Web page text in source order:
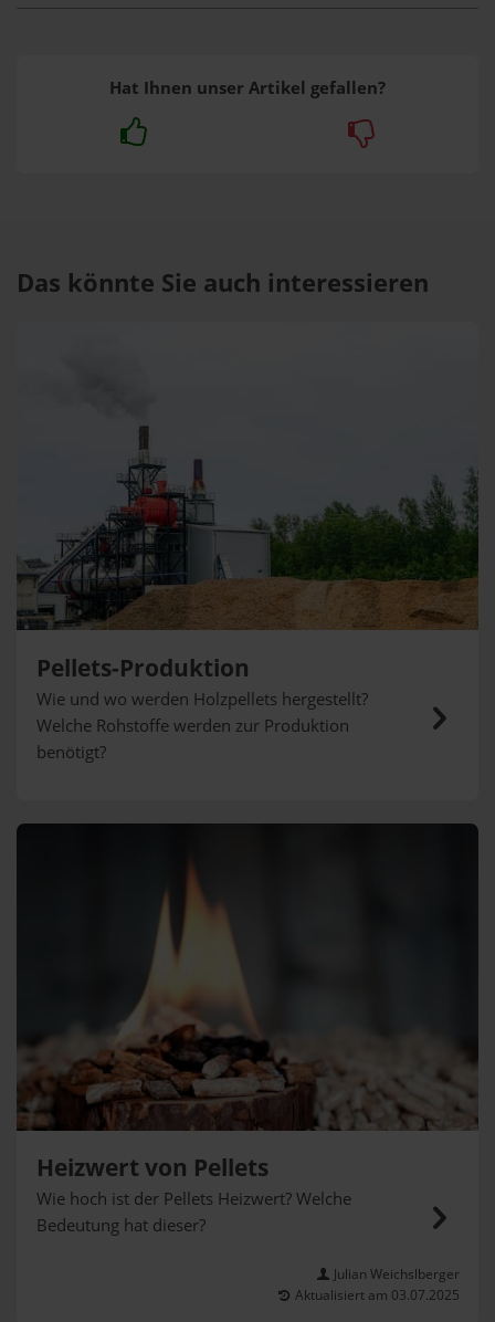
Hat Ihnen unser Artikel gefallen?
Das könnte Sie auch interessieren
Pellets-Produktion
Wie und wo werden Holzpellets hergestellt?
Welche Rohstoffe werden zur Produktion
benötigt?
Heizwert von Pellets
Wie hoch ist der Pellets Heizwert? Welche
Bedeutung hat dieser?
Julian Weichslberger
Aktualisiert am 03.07.2025